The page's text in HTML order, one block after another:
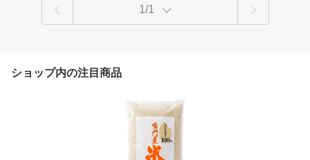
1/1
ショップ内の注目商品